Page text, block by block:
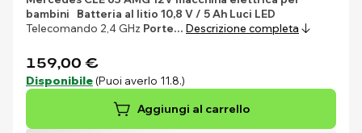
bambini
Batteria al litio 10,8 V / 5 Ah Luci LED
Telecomando 2,4 GHz Porte… Descrizione completa
159,00 €
Disponibile (Puoi averlo 11.8.)
Aggiungi al carrello